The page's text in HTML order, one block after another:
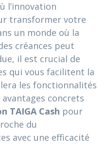
l’innovation
transformer votre
un monde où la
créances peut
il est crucial de
qui vous facilitent la
les fonctionnalités
concrets
TAIGA Cash pour
du
avec une efficacité